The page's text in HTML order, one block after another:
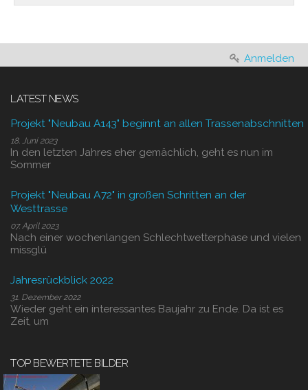
Anmelden
LATEST NEWS
Projekt "Neubau A143" beginnt an allen Trassenabschnitten
18. Juni 2023
In den letzten Jahres eher gemächlich, geht es nun im
Sommer
Projekt "Neubau A72" in großen Schritten an der
Westtrasse
07. April 2023
Nach einer wochenlangen Schlechtwetterphase und vielen
missglü
Jahresrückblick 2022
31. Dezember 2022
Wieder geht ein interessantes Baujahr zu Ende. Da ist es
Zeit, um
TOP BEWERTETE BILDER